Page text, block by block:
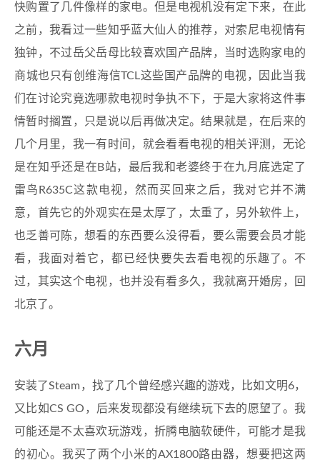
快购置了几件像样的家电。但是电视机没有定下来，在此
之前，我看过一些知乎蓝大仙人的推荐，对索尼电视情有
独钟，不过岳父岳母比较喜欢国产品牌，当时选购家电的
商城也只有创维海信TCL这些国产品牌的电视，因此当我
们在讨论究竟选哪款电视时争执不下，于是大家将这件事
情暂时搁置，只是说以后再做决定。结果就是，在后来的
几个月里，我一有时间，就会看看电视的相关评测，无论
是在知乎还是在B站，最后我和老婆终于在九月底选定了
雷鸟R635C这款电视，然而买回来之后，我对它并不满
意，首先它的外观实在是太厚了，太重了，另外软件上，
也乏善可陈，想看的东西要么没得看，要么需要会员才能
看，我面对着它，都已经快要失去看电视的乐趣了。不
过，其实这个电视，也并没有看多久，我就离开婚房，回
北京了。
六月
安装了Steam，找了几个曾经感兴趣的游戏，比如文明6，
又比如CS GO，后来发现都没有继续玩下去的愿望了。我
可能还是不太喜欢玩游戏，折腾电脑软硬件，可能才是我
的初心。我买了两个小米的AX1800路由器，想要把这两